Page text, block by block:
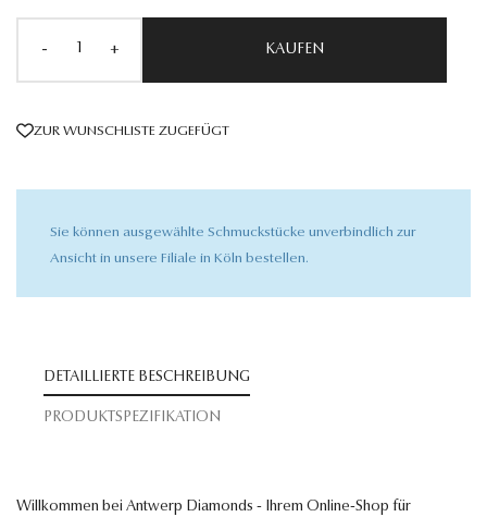
- + KAUFEN
ZUR WUNSCHLISTE ZUGEFÜGT
Sie können ausgewählte Schmuckstücke unverbindlich zur
Ansicht in unsere Filiale in Köln bestellen.
DETAILLIERTE BESCHREIBUNG
PRODUKTSPEZIFIKATION
Willkommen bei Antwerp Diamonds - Ihrem Online-Shop für